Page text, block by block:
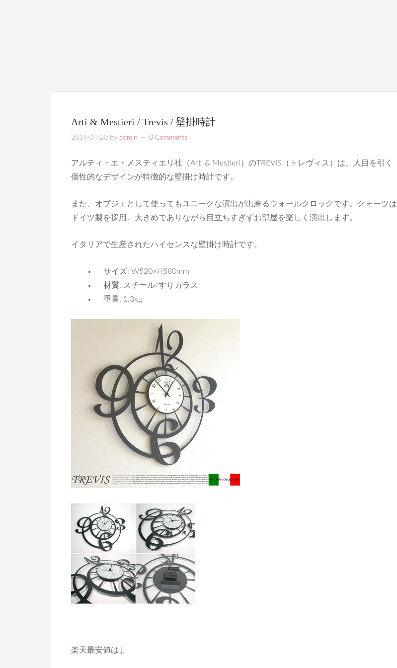
Arti & Mestieri / Trevis / 壁掛時計
2014-04-20 by admin 0 Comments
アルティ・エ・メスティエリ社（Arti & Mestieri）のTREVIS（トレヴィス）は、人目を引く
個性的なデザインが特徴的な壁掛け時計です。
また、オブジェとして使ってもユニークな演出が出来るウォールクロックです。クォーツは
ドイツ製を採用。大きめでありながら目立ちすぎずお部屋を楽しく演出します。
イタリアで生産されたハイセンスな壁掛け時計です。
サイズ: W520×H580mm
材質: スチール/すりガラス
重量: 1.3kg
楽天最安値は↓